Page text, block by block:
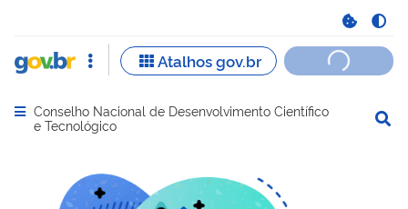
Abrir menu principal de navegação
Conselho Nacional de Desenvolvimento Científico
e Tecnológico